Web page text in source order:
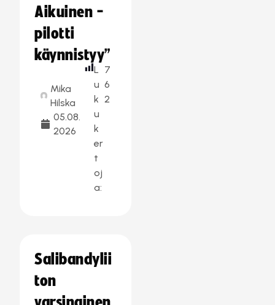
Aikuinen -
pilotti
käynnistyy”
Mika
Hilska
05.08.
2026
L
u
k
u
k
er
t
oj
a:
7
6
2
Salibandylii
ton